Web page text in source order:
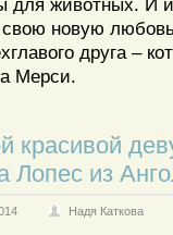
для животных. И
новую любовь
друга –
Мерси.
красивой
Лопес из
Надя Каткова